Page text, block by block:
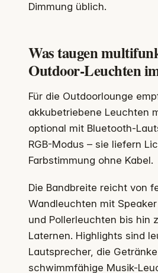
Dimmung üblich.
Was taugen
Outdoor-Leuchten
Für die Outdoorlounge
akkubetriebene Leuchten
optional mit Bluetooth-
RGB-Modus – sie liefern
Farbstimmung ohne Kabel.
Die Bandbreite reicht von
Wandleuchten mit
und Pollerleuchten bis hin
Laternen. Highlights sind
Lautsprecher, die
schwimmfähige Musik-